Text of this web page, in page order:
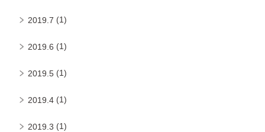
2019.7 (1)
2019.6 (1)
2019.5 (1)
2019.4 (1)
2019.3 (1)